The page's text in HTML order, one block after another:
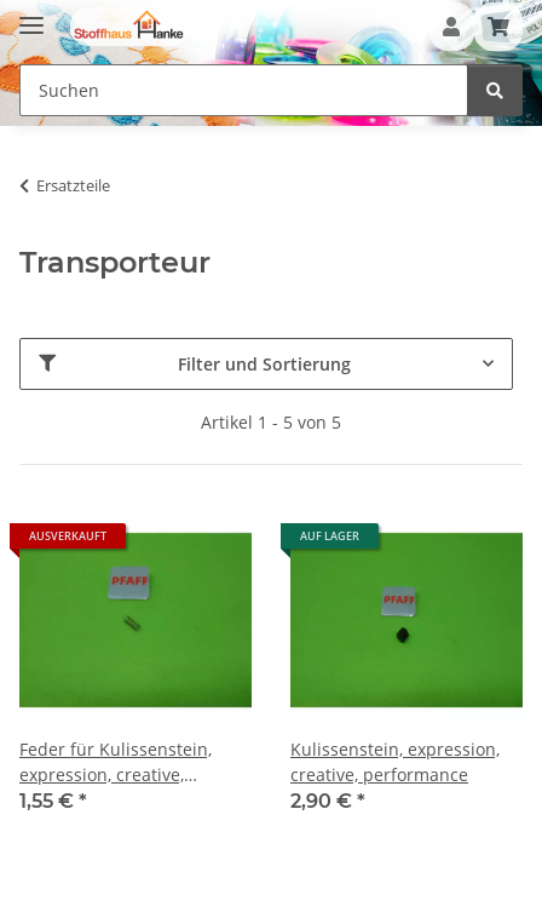
Ersatzteile
Transporteur
Filter und Sortierung
Artikel 1 - 5 von 5
AUSVERKAUFT
Feder für Kulissenstein,
expression, creative,
performance
1,55 € *
AUF LAGER
Kulissenstein, expression,
creative, performance
2,90 € *